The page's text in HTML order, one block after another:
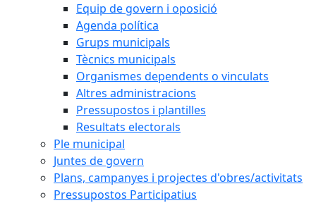
Equip de govern i oposició
Agenda política
Grups municipals
Tècnics municipals
Organismes dependents o vinculats
Altres administracions
Pressupostos i plantilles
Resultats electorals
Ple municipal
Juntes de govern
Plans, campanyes i projectes d'obres/activitats
Pressupostos Participatius